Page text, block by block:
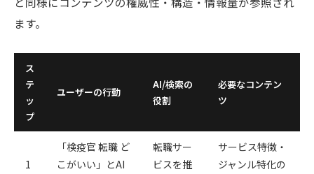
ます。
ス
テ
ッ
プ
ユーザーの行動
AI/検索の
役割
必要なコンテン
ツ
1
「検疫官 転職 ど
こがいい」とAI
転職サー
ビスを推
サービス特徴・
ジャンル特化の